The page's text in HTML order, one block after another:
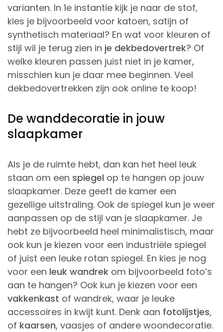
varianten. In 1e instantie kijk je naar de stof,
kies je bijvoorbeeld voor katoen, satijn of
synthetisch materiaal? En wat voor kleuren of
stijl wil je terug zien in je dekbedovertrek? Of
welke kleuren passen juist niet in je kamer,
misschien kun je daar mee beginnen. Veel
dekbedovertrekken zijn ook online te koop!
De wanddecoratie in jouw
slaapkamer
Als je de ruimte hebt, dan kan het heel leuk
staan om een spiegel op te hangen op jouw
slaapkamer. Deze geeft de kamer een
gezellige uitstraling. Ook de spiegel kun je weer
aanpassen op de stijl van je slaapkamer. Je
hebt ze bijvoorbeeld heel minimalistisch, maar
ook kun je kiezen voor een industriële spiegel
of juist een leuke rotan spiegel. En kies je nog
voor een leuk wandrek om bijvoorbeeld foto’s
aan te hangen? Ook kun je kiezen voor een
vakkenkast of wandrek, waar je leuke
accessoires in kwijt kunt. Denk aan fotolijstjes,
of kaarsen, vaasjes of andere woondecoratie.